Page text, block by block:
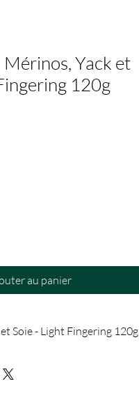
Yack et
120g
au panier
Soie - Light Fingering 120g
480m pour 120g.